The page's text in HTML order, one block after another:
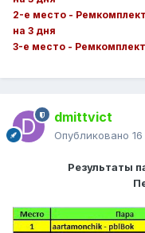
2-е место -
на 3 дня
3-е место - Ремкомплект
dmittvict
Опубликовано
Результаты